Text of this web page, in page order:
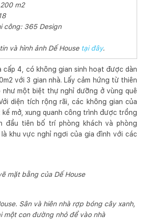
m2
công: 365 Design
và hình ảnh Dế House tại đây.
cấp 4, có không gian sinh hoạt được dàn
với 3 gian nhà. Lấy cảm hứng từ thiên
như một biệt thự nghỉ dưỡng ở vùng quê
diện tích rộng rãi, các không gian của
mở, xung quanh công trình được trồng
đầu tiên bố trí phòng khách và phòng
khu vực nghỉ ngơi của gia đình với các
mặt bằng của Dế House
Sân và hiên nhà rợp bóng cây xanh,
một con đường nhỏ để vào nhà